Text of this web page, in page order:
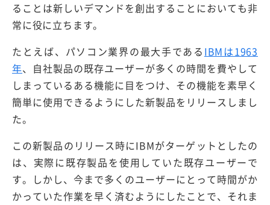
ることは新しいデマンドを創出することにおいても非
常に役に立ちます。
たとえば、パソコン業界の最大手である IBMは1963
年、自社製品の既存ユーザーが多くの時間を費やして
しまっているある機能に目をつけ、その機能を素早く
簡単に使用できるようにした新製品をリリースしまし
た。
この新製品のリリース時にIBMがターゲットとしたの
は、実際に既存製品を使用していた既存ユーザーで
す。しかし、今まで多くのユーザーにとって時間がか
かっていた作業を早く済むようにしたことで、それま